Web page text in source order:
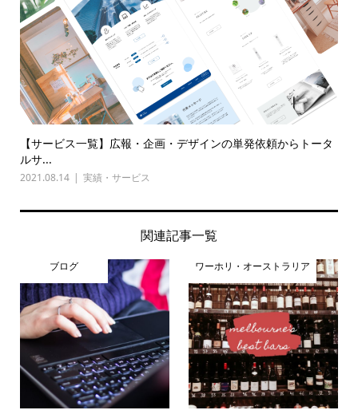
【サービス一覧】広報・企画・デザインの単発依頼からトータ
ルサ...
2021.08.14 実績・サービス
関連記事一覧
ブログ ワーホリ・オーストラリア